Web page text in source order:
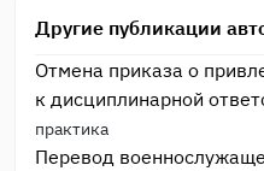
Другие публикации
Отмена приказа о
к дисциплинарной
практика
Перевод